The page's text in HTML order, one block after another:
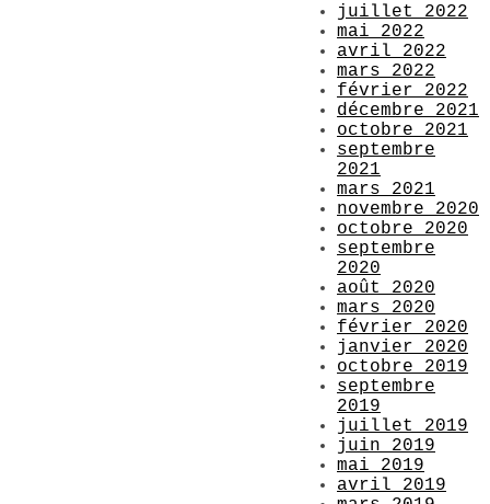
juillet 2022
mai 2022
avril 2022
mars 2022
février 2022
décembre 2021
octobre 2021
septembre
2021
mars 2021
novembre 2020
octobre 2020
septembre
2020
août 2020
mars 2020
février 2020
janvier 2020
octobre 2019
septembre
2019
juillet 2019
juin 2019
mai 2019
avril 2019